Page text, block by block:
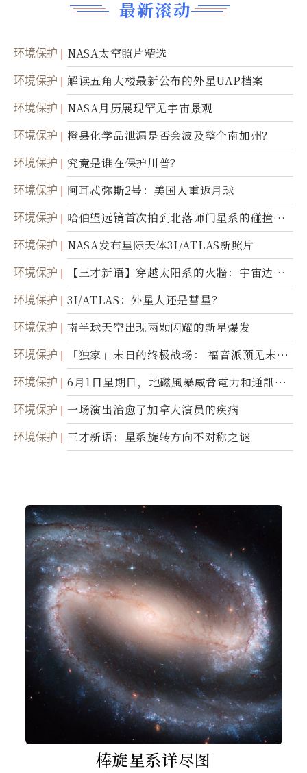
最新滚动
环境保护 NASA太空照片精选
环境保护 解读五角大楼最新公布的外星UAP档案
环境保护 NASA月历展现罕见宇宙景观
环境保护 橙县化学品泄漏是否会波及整个南加州？
环境保护 究竟是谁在保护川普？
环境保护 阿耳忒弥斯2号：美国人重返月球
环境保护
哈伯望远镜首次拍到北落师门星系的碰撞与
爆炸
环境保护 NASA发布星际天体3I/ATLAS新照片
环境保护
【三才新语】穿越太阳系的火牆：宇宙边界
新启示
环境保护 3I/ATLAS：外星人还是彗星？
环境保护 南半球天空出现两颗闪耀的新星爆发
环境保护
「独家」末日的终极战场： 福音派预见末
世；希腊僧侣预言以色列的进攻
环境保护
6月1日星期日，地磁風暴威脅電力和通訊基
礎設施
环境保护 一场演出治愈了加拿大演员的疾病
环境保护 三才新语：星系旋转方向不对称之谜
棒旋星系详尽图